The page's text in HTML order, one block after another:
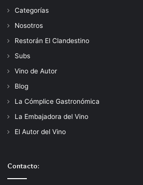
Categorías
Nosotros
Restorán El Clandestino
Subs
Vino de Autor
Blog
La Cómplice Gastronómica
La Embajadora del Vino
El Autor del Vino
Contacto: